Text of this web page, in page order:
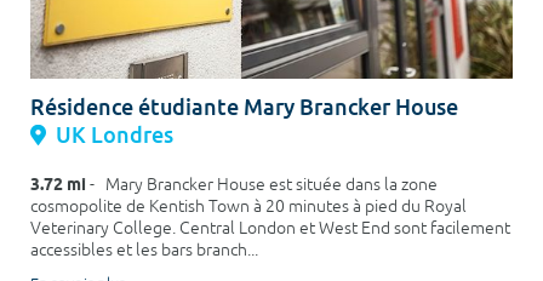
Résidence étudiante Mary Brancker House
UK Londres
3.72 mi - Mary Brancker House est située dans la zone
cosmopolite de Kentish Town à 20 minutes à pied du Royal
Veterinary College. Central London et West End sont facilement
accessibles et les bars branch...